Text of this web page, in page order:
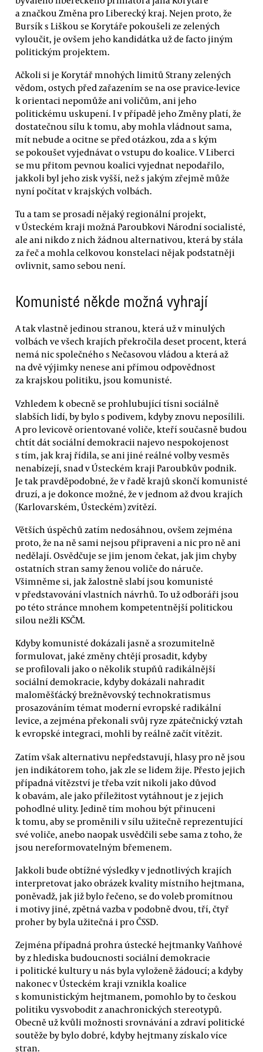
a značkou Změna pro Liberecký kraj. Nejen proto, že
Bursík s Liškou se Korytáře pokoušeli ze zelených
vyloučit, je ovšem jeho kandidátka už de facto jiným
politickým projektem.
Ačkoli si je Korytář mnohých limitů Strany zelených
vědom, ostych před zařazením se na ose pravice-levice
k orientaci nepomůže ani voličům, ani jeho
politickému uskupení. I v případě jeho Změny platí, že
dostatečnou sílu k tomu, aby mohla vládnout sama,
mít nebude a ocitne se před otázkou, zda a s kým
se pokoušet vyjednávat o vstupu do koalice. V Liberci
se mu přitom pevnou koalici vyjednat nepodařilo,
jakkoli byl jeho zisk vyšší, než s jakým zřejmě může
nyní počítat v krajských volbách.
Tu a tam se prosadí nějaký regionální projekt,
v Ústeckém kraji možná Paroubkovi Národní socialisté,
ale ani nikdo z nich žádnou alternativou, která by stála
za řeč a mohla celkovou konstelaci nějak podstatněji
ovlivnit, samo sebou není.
Komunisté někde možná vyhrají
A tak vlastně jedinou stranou, která už v minulých
volbách ve všech krajích překročila deset procent, která
nemá nic společného s Nečasovou vládou a která až
na dvě výjimky nenese ani přímou odpovědnost
za krajskou politiku, jsou komunisté.
Vzhledem k obecně se prohlubující tísni sociálně
slabších lidí, by bylo s podivem, kdyby znovu neposílili.
A pro levicově orientované voliče, kteří současně budou
chtít dát sociální demokracii najevo nespokojenost
s tím, jak kraj řídila, se ani jiné reálné volby vesměs
nenabízejí, snad v Ústeckém kraji Paroubkův podnik.
Je tak pravděpodobné, že v řadě krajů skončí komunisté
druzí, a je dokonce možné, že v jednom až dvou krajích
(Karlovarském, Ústeckém) zvítězí.
Větších úspěchů zatím nedosáhnou, ovšem zejména
proto, že na ně sami nejsou připraveni a nic pro ně ani
nedělají. Osvědčuje se jim jenom čekat, jak jim chyby
ostatních stran samy ženou voliče do náruče.
Všimněme si, jak žalostně slabí jsou komunisté
v představování vlastních návrhů. To už odboráři jsou
po této stránce mnohem kompetentnější politickou
silou nežli KSČM.
Kdyby komunisté dokázali jasně a srozumitelně
formulovat, jaké změny chtějí prosadit, kdyby
se profilovali jako o několik stupňů radikálnější
sociální demokracie, kdyby dokázali nahradit
maloměšťácký brežněvovský technokratismus
prosazováním témat moderní evropské radikální
levice, a zejména překonali svůj ryze zpátečnický vztah
k evropské integraci, mohli by reálně začít vítězit.
Zatím však alternativu nepředstavují, hlasy pro ně jsou
jen indikátorem toho, jak zle se lidem žije. Přesto jejich
případná vítězství je třeba vzít nikoli jako důvod
k obavám, ale jako příležitost vytáhnout je z jejich
pohodlné ulity. Jedině tím mohou být přinuceni
k tomu, aby se proměnili v sílu užitečně reprezentující
své voliče, anebo naopak usvědčili sebe sama z toho, že
jsou nereformovatelným břemenem.
Jakkoli bude obtížné výsledky v jednotlivých krajích
interpretovat jako obrázek kvality místního hejtmana,
poněvadž, jak již bylo řečeno, se do voleb promítnou
i motivy jiné, zpětná vazba v podobně dvou, tří, čtyř
proher by byla užitečná i pro ČSSD.
Zejména případná prohra ústecké hejtmanky Vaňhové
by z hlediska budoucnosti sociální demokracie
i politické kultury u nás byla vyloženě žádoucí; a kdyby
nakonec v Ústeckém kraji vznikla koalice
s komunistickým hejtmanem, pomohlo by to českou
politiku vysvobodit z anachronických stereotypů.
Obecně už kvůli možnosti srovnávání a zdraví politické
soutěže by bylo dobré, kdyby hejtmany získalo více
stran.